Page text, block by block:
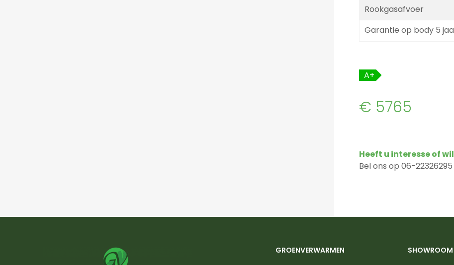
Rookgasafvoer
Garantie op body 5
A+
€ 5765
Heeft u interesse of
Bel ons op 06-
GROENVERWARMEN SHOWROOM